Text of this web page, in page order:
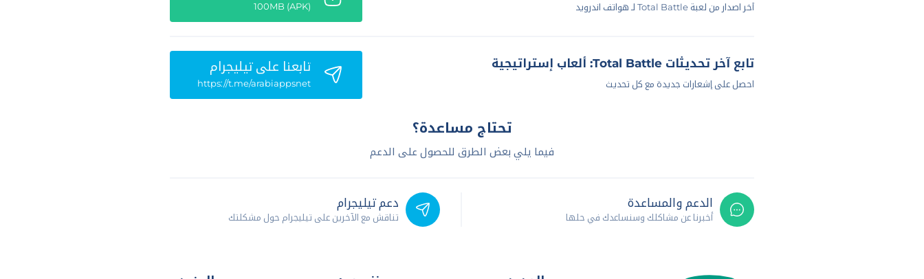
آخر اصدار من لعبة Total Battle لـ هواتف اندرويد (APK) 100MB
تابع آخر تحديثات Total Battle: ألعاب إستراتيجية
احصل على إشعارات جديدة مع كل تحديث
تابعنا علي تيليجرام
https://t.me/arabiappsnet
تحتاج مساعدة؟
فيما يلي بعض الطرق للحصول على الدعم
الدعم والمساعدة
أخبرنا عن مشاكلك وسنساعدك في حلها
دعم تيليجرام
تناقش مع الآخرين على تيليجرام حول مشكلتك